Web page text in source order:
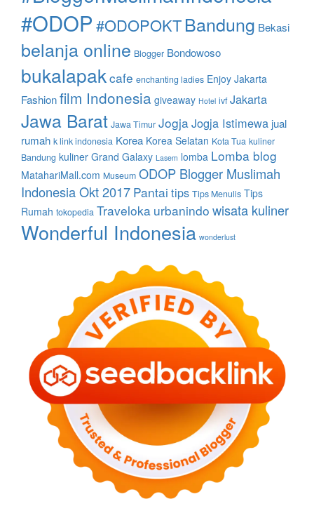
#ODOP#ODOPOKTBandung Bekasi
belanja online Blogger Bondowoso
bukalapakcafe enchanting ladies Enjoy Jakarta
Fashionfilm Indonesia giveaway Hotel ivf Jakarta
Jawa Barat Jawa Timur JogjaJogja Istimewa jual
rumah k link indonesia Korea Korea Selatan Kota Tua kuliner
Bandung kuliner Grand Galaxy Lasem lomba Lomba blog
MatahariMall.com Museum ODOP Blogger Muslimah
Indonesia Okt 2017 Pantai tips Tips Menulis Tips
Rumah tokopedia Traveloka urbanindo wisata kuliner
Wonderful Indonesia wonderlust